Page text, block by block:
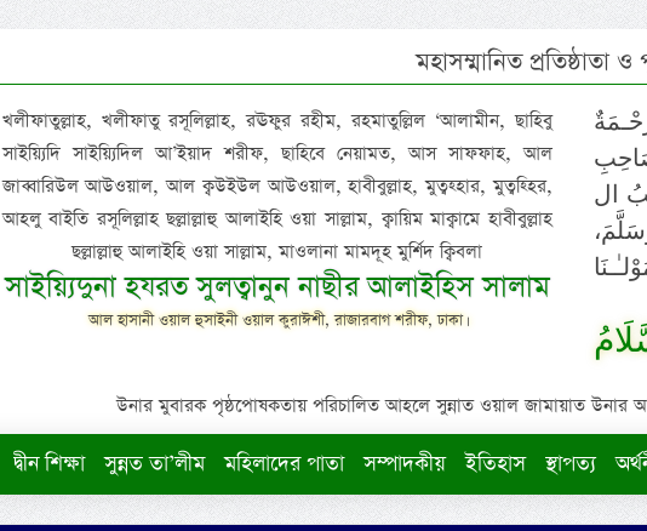
মহাসম্মানিত প্রতিষ্ঠাতা
খলীফাতুল্লাহ, খলীফাতু রসূলিল্লাহ, রঊফুর রহীম, রহমাতুল্লিল ‘আলামীন, ছাহিবু
সাইয়্যিদি সাইয়্যিদিল আ’ইয়াদ শরীফ, ছাহিবে নেয়ামত, আস সাফফাহ, আল
জাব্বারিউল আউওয়াল, আল ক্বউইউল আউওয়াল, হাবীবুল্লাহ, মুত্বহ্হার, মুত্বহ্হির,
আহলু বাইতি রসূলিল্লাহ ছল্লাল্লাহু আলাইহি ওয়া সাল্লাম, ক্বায়িম মাক্বামে হাবীবুল্লাহ
ছল্লাল্লাহু আলাইহি ওয়া সাল্লাম, মাওলানা মামদূহ মুর্শিদ ক্বিবলা
সাইয়্যিদুনা হযরত সুলত্বানুন নাছীর আলাইহিস সালাম
আল হাসানী ওয়াল হুসাইনী ওয়াল কুরাঈশী, রাজারবাগ শরীফ, ঢাকা।
ال
উনার মুবারক পৃষ্ঠপোষকতায় পরিচালিত আহলে সুন্নাত ওয়াল জামায়াত উনার
দ্বীন শিক্ষা সুন্নত তা’লীম মহিলাদের পাতা সম্পাদকীয় ইতিহাস স্থাপত্য